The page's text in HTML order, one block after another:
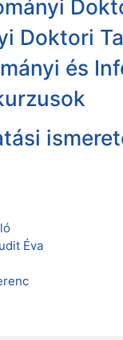
Doktori
és
Éva